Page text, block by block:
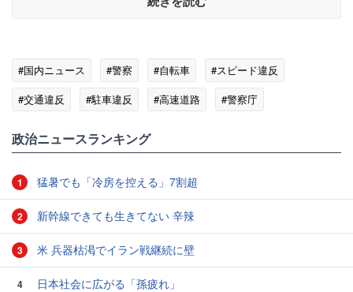
#国内ニュース #警察 #自転車
#スピード違反
#交通違反
#駐車違反 #高速道路 #警察庁
政治ニュースランキング
1 猛暑でも「冷房を控える」7割超
2 新幹線できても生きてない 辛辣
3 米 兵器枯渇でイラン戦継続に壁
4 日本社会に広がる「孫疲れ」